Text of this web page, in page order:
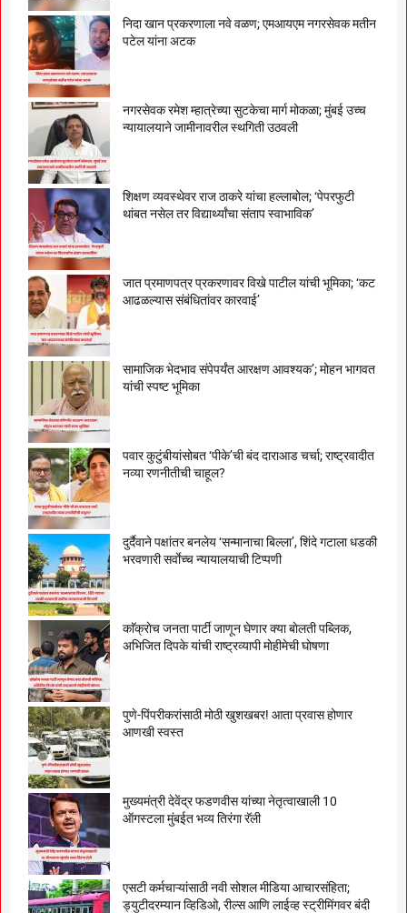
निदा खान प्रकरणाला नवे वळण; एमआयएम नगरसेवक मतीन
पटेल यांना अटक
नगरसेवक रमेश म्हात्रेच्या सुटकेचा मार्ग मोकळा; मुंबई उच्च
न्यायालयाने जामीनावरील स्थगिती उठवली
शिक्षण व्यवस्थेवर राज ठाकरे यांचा हल्लाबोल; ‘पेपरफुटी
थांबत नसेल तर विद्यार्थ्यांचा संताप स्वाभाविक’
जात प्रमाणपत्र प्रकरणावर विखे पाटील यांची भूमिका; ‘कट
आढळल्यास संबंधितांवर कारवाई’
सामाजिक भेदभाव संपेपर्यंत आरक्षण आवश्यक’; मोहन भागवत
यांची स्पष्ट भूमिका
पवार कुटुंबीयांसोबत ‘पीके’ची बंद दाराआड चर्चा; राष्ट्रवादीत
नव्या रणनीतीची चाहूल?
दुर्दैवाने पक्षांतर बनलेय ‘सन्मानाचा बिल्ला’, शिंदे गटाला धडकी
भरवणारी सर्वाेच्च न्यायालयाची टिप्पणी
काॅक्राेच जनता पार्टी जाणून घेणार क्या बाेलती पब्लिक,
अभिजित दिपके यांची राष्ट्रव्यापी माेहीमेची घाेषणा
पुणे-पिंपरीकरांसाठी मोठी खुशखबर! आता प्रवास होणार
आणखी स्वस्त
मुख्यमंत्री देवेंद्र फडणवीस यांच्या नेतृत्वाखाली 10
ऑगस्टला मुंबईत भव्य तिरंगा रॅली
एसटी कर्मचाऱ्यांसाठी नवी सोशल मीडिया आचारसंहिता;
ड्युटीदरम्यान व्हिडिओ, रील्स आणि लाईव्ह स्ट्रीमिंगवर बंदी